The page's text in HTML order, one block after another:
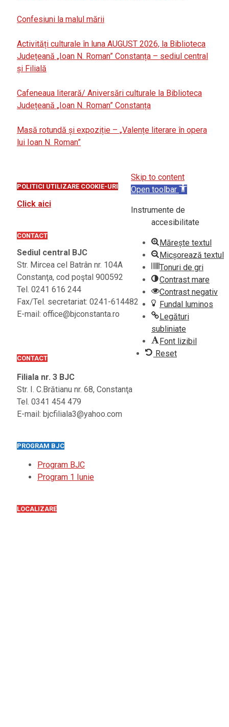
Confesiuni la malul mării
Activități culturale în luna AUGUST 2026, la Biblioteca
Județeană „Ioan N. Roman” Constanța – sediul central
și Filială
Cafeneaua literară/ Aniversări culturale la Biblioteca
Județeană „Ioan N. Roman” Constanța
Masă rotundă și expoziție – „Valențe literare în opera
lui Ioan N. Roman”
POLITICI UTILIZARE COOKIE-URI
Click aici
CONTACT
Sediul central BJC
Str. Mircea cel Batrân nr. 104A
Constanţa, cod poştal 900592
Tel. 0241 616 244
Fax/Tel. secretariat: 0241-614482
E-mail: office@bjconstanta.ro
CONTACT
Filiala nr. 3 BJC
Str. I. C.Brătianu nr. 68, Constanţa
Tel. 0341 454 479
E-mail: bjcfiliala3@yahoo.com
PROGRAM BJC
Program BJC
Program 1 Iunie
LOCALIZARE
Skip to content
Open toolbar
Instrumente de
accesibilitate
Mărește textul
Micșorează textul
Tonuri de gri
Contrast mare
Contrast negativ
Fundal luminos
Legături
subliniate
Font lizibil
Reset